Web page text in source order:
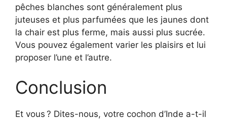
pêches blanches sont généralement plus
juteuses et plus parfumées que les jaunes dont
la chair est plus ferme, mais aussi plus sucrée.
Vous pouvez également varier les plaisirs et lui
proposer l’une et l’autre.
Conclusion
Et vous ? Dites-nous, votre cochon d’Inde a-t-il